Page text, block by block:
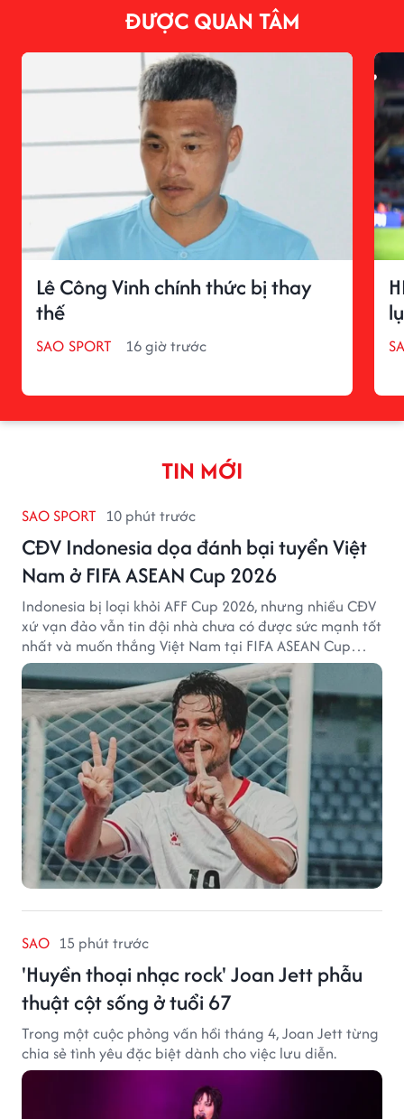
ĐƯỢC QUAN TÂM
Lê Công Vinh chính thức bị thay
thế
SAO SPORT 16 giờ trước
TIN MỚI
SAO SPORT 10 phút trước
CĐV Indonesia dọa đánh bại tuyển Việt
Nam ở FIFA ASEAN Cup 2026
Indonesia bị loại khỏi AFF Cup 2026, nhưng nhiều CĐV
xứ vạn đảo vẫn tin đội nhà chưa có được sức mạnh tốt
nhất và muốn thắng Việt Nam tại FIFA ASEAN Cup
2026.
SAO 15 phút trước
'Huyền thoại nhạc rock' Joan Jett phẫu
thuật cột sống ở tuổi 67
Trong một cuộc phỏng vấn hồi tháng 4, Joan Jett từng
chia sẻ tình yêu đặc biệt dành cho việc lưu diễn.